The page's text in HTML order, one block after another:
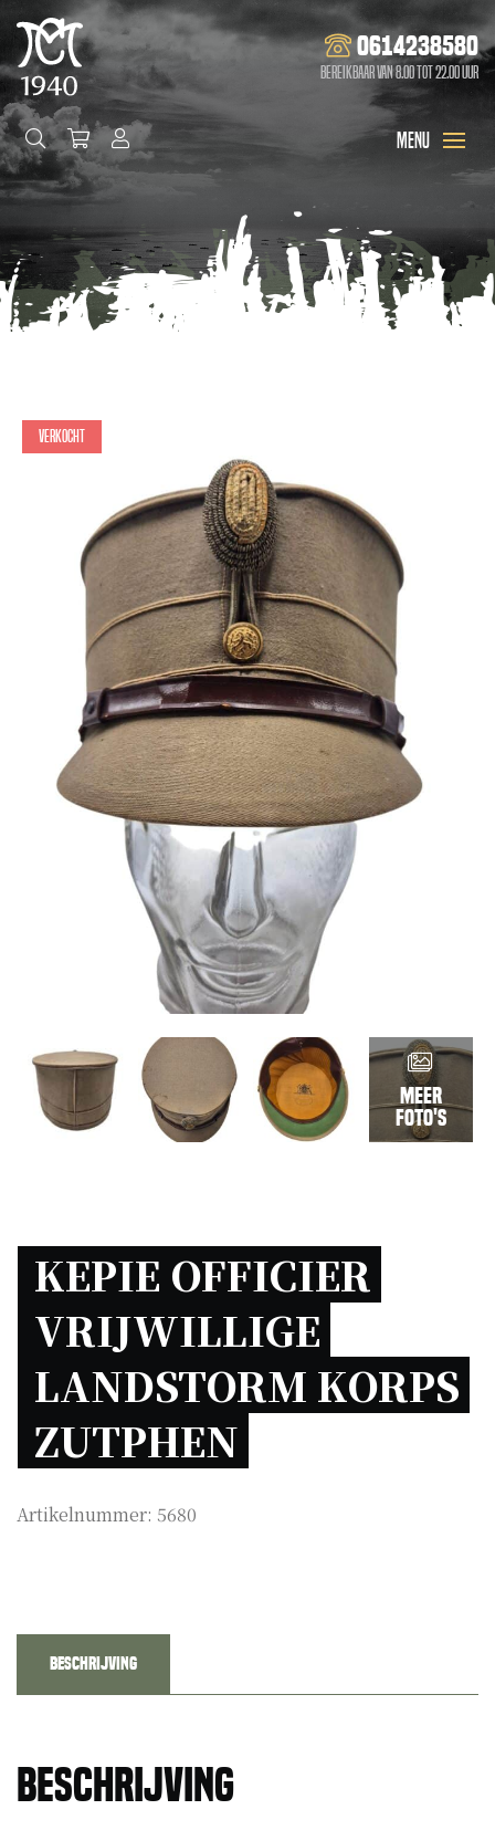
0614238580
Bereikbaar van 8.00 tot 22.00 uur
Verkocht
Meer
foto's
KEPIE OFFICIER
VRIJWILLIGE
LANDSTORM KORPS
ZUTPHEN
Artikelnummer: 5680
Beschrijving
Beschrijving